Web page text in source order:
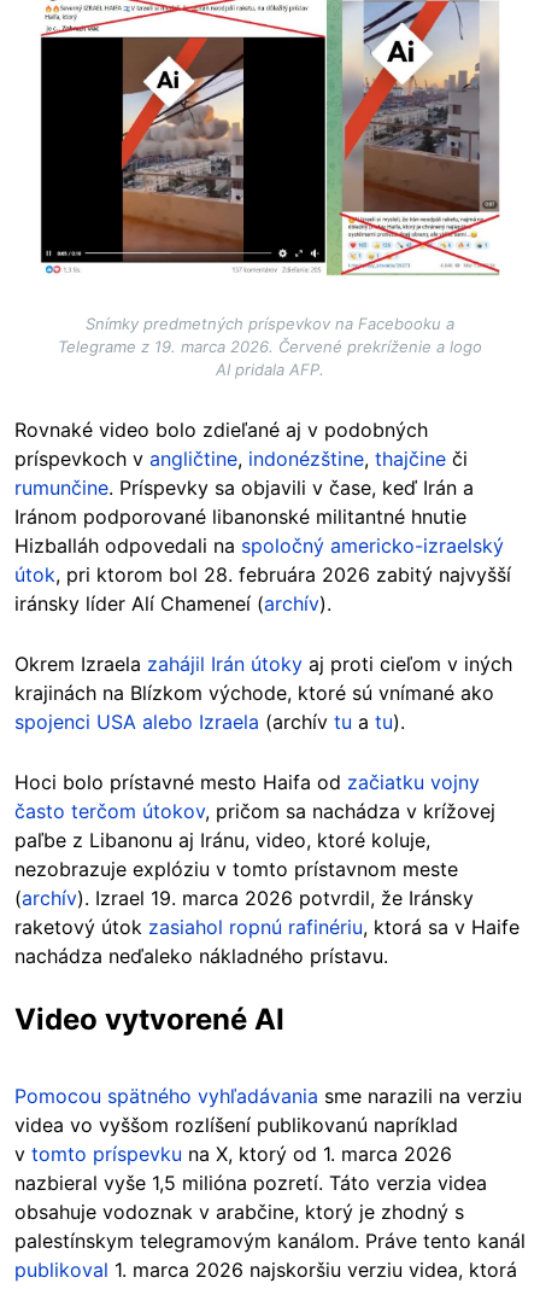
Snímky predmetných príspevkov na Facebooku a
Telegrame z 19. marca 2026. Červené prekríženie a logo
AI pridala AFP.
Rovnaké video bolo zdieľané aj v podobných
príspevkoch v angličtine, indonézštine, thajčine či
rumunčine. Príspevky sa objavili v čase, keď Irán a
Iránom podporované libanonské militantné hnutie
Hizballáh odpovedali na spoločný americko-izraelský
útok, pri ktorom bol 28. februára 2026 zabitý najvyšší
iránsky líder Alí Chameneí (archív).
Okrem Izraela zahájil Irán útoky aj proti cieľom v iných
krajinách na Blízkom východe, ktoré sú vnímané ako
spojenci USA alebo Izraela (archív tu a tu).
Hoci bolo prístavné mesto Haifa od začiatku vojny
často terčom útokov, pričom sa nachádza v krížovej
paľbe z Libanonu aj Iránu, video, ktoré koluje,
nezobrazuje explóziu v tomto prístavnom meste
(archív). Izrael 19. marca 2026 potvrdil, že Iránsky
raketový útok zasiahol ropnú rafinériu, ktorá sa v Haife
nachádza neďaleko nákladného prístavu.
Video vytvorené AI
Pomocou spätného vyhľadávania sme narazili na verziu
videa vo vyššom rozlíšení publikovanú napríklad
v tomto príspevku na X, ktorý od 1. marca 2026
nazbieral vyše 1,5 milióna pozretí. Táto verzia videa
obsahuje vodoznak v arabčine, ktorý je zhodný s
palestínskym telegramovým kanálom. Práve tento kanál
publikoval 1. marca 2026 najskoršiu verziu videa, ktorá